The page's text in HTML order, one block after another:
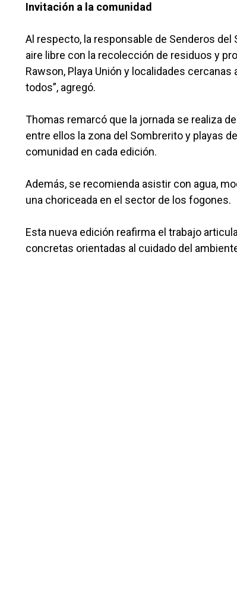
Invitación a la comunidad
Al respecto, la responsable de Senderos del
aire libre con la recolección de residuos y
Rawson, Playa Unión y localidades
todos”, agregó.
Thomas remarcó que la jornada se realiza
entre ellos la zona del Sombrerito y playas
comunidad en cada edición.
Además, se recomienda asistir con agua,
una choriceada en el sector de los fogones.
Esta nueva edición reafirma el trabajo
concretas orientadas al cuidado del